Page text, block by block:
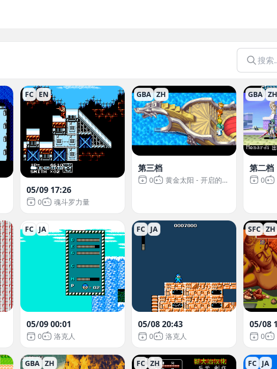
FC EN
05/09 17:26
0 魂斗罗力量
GBA ZH
第三档
0 黄金太阳 - 开启的封印
GBA ZH
第二档
0
FC JA
05/09 00:01
0 洛克人
FC JA
05/08 20:43
0 洛克人
SFC ZH
05/08
0
GBA ZH FC ZH FC JA